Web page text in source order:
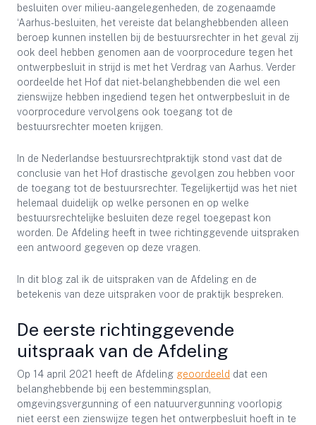
besluiten over milieu-aangelegenheden, de zogenaamde
‘Aarhus-besluiten, het vereiste dat belanghebbenden alleen
beroep kunnen instellen bij de bestuursrechter in het geval zij
ook deel hebben genomen aan de voorprocedure tegen het
ontwerpbesluit in strijd is met het Verdrag van Aarhus. Verder
oordeelde het Hof dat niet-belanghebbenden die wel een
zienswijze hebben ingediend tegen het ontwerpbesluit in de
voorprocedure vervolgens ook toegang tot de
bestuursrechter moeten krijgen.
In de Nederlandse bestuursrechtpraktijk stond vast dat de
conclusie van het Hof drastische gevolgen zou hebben voor
de toegang tot de bestuursrechter. Tegelijkertijd was het niet
helemaal duidelijk op welke personen en op welke
bestuursrechtelijke besluiten deze regel toegepast kon
worden. De Afdeling heeft in twee richtinggevende uitspraken
een antwoord gegeven op deze vragen.
In dit blog zal ik de uitspraken van de Afdeling en de
betekenis van deze uitspraken voor de praktijk bespreken.
De eerste richtinggevende
uitspraak van de Afdeling
Op 14 april 2021 heeft de Afdeling geoordeeld dat een
belanghebbende bij een bestemmingsplan,
omgevingsvergunning of een natuurvergunning voorlopig
niet eerst een zienswijze tegen het ontwerpbesluit hoeft in te